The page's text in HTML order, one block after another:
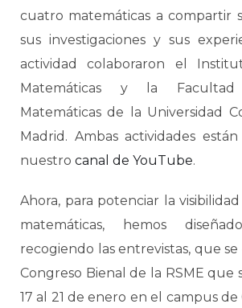
cuatro matemáticas a compartir
sus investigaciones y sus
actividad colaboraron el
Matemáticas y la
Matemáticas de la Universidad
Madrid. Ambas actividades
nuestro canal de YouTube.
Ahora, para potenciar la
matemáticas, hemos
recogiendo las entrevistas, que se
Congreso Bienal de la RSME que
17 al 21 de enero en el campus